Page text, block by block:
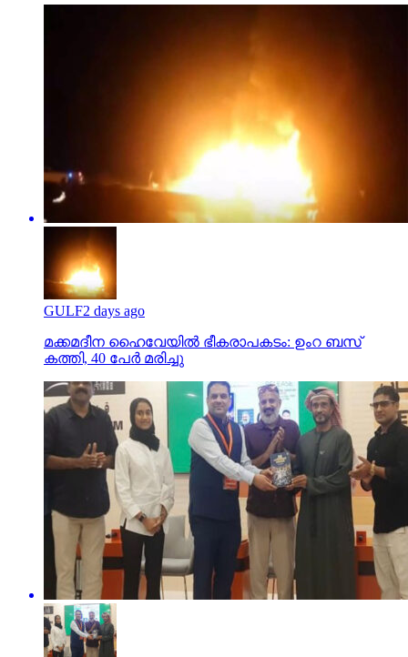
GULF2 days ago
മക്കമദീന ഹൈവേയില്‍ ഭീകരാപകടം: ഉംറ ബസ്
കത്തി, 40 പേര്‍ മരിച്ചു